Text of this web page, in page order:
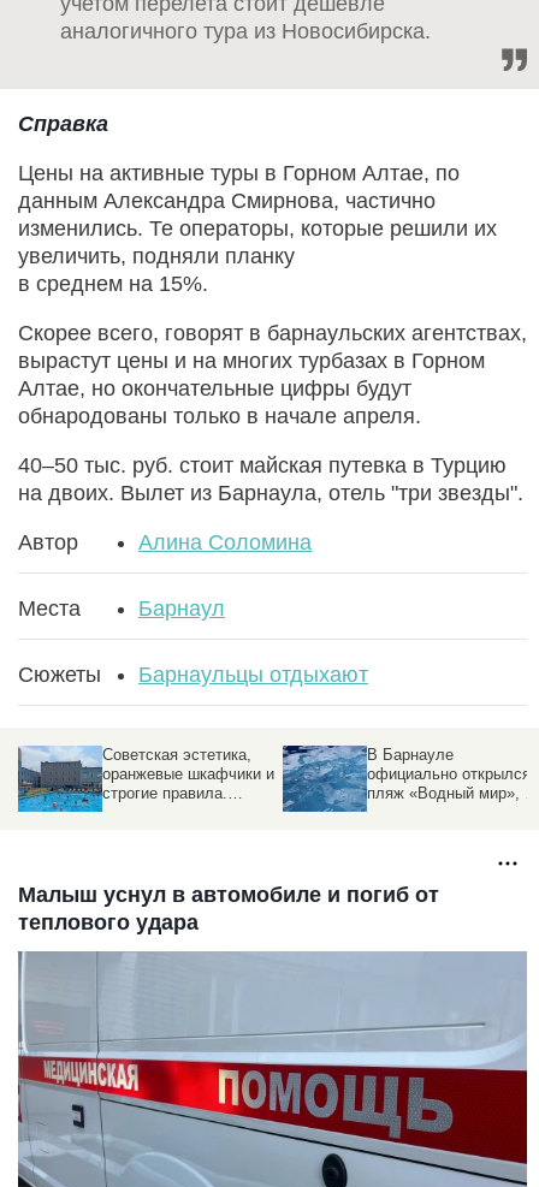
аналогичного тура из Новосибирска.
Справка
Цены на активные туры в Горном Алтае, по
данным Александра Смирнова, частично
изменились. Те операторы, которые решили их
увеличить, подняли планку
в среднем на 15%.
Скорее всего, говорят в барнаульских агентствах,
вырастут цены и на многих турбазах в Горном
Алтае, но окончательные цифры будут
обнародованы только в начале апреля.
40–50 тыс. руб. стоит майская путевка в Турцию
на двоих. Вылет из Барнаула, отель "три звезды".
Автор Алина Соломина
Места Барнаул
Сюжеты Барнаульцы отдыхают
Советская эстетика,
оранжевые шкафчики и
строгие правила.
В Барнауле
официально открылся
пляж «Водный мир»,
Малыш уснул в автомобиле и погиб от
теплового удара